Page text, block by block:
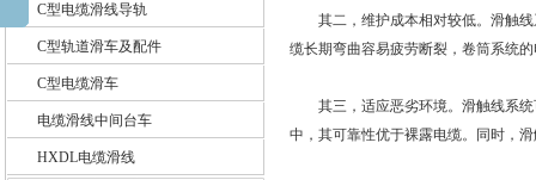
C型电缆滑线导轨
C型轨道滑车及配件
C型电缆滑车
电缆滑线中间台车
HXDL电缆滑线
其二，维护成本相对较低。滑触线
缆长期弯曲容易疲劳断裂，卷筒系统
其三，适应恶劣环境。滑触线系统
中，其可靠性优于裸露电缆。同时，